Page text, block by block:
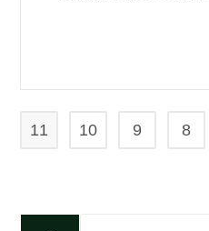
8
9
10
11